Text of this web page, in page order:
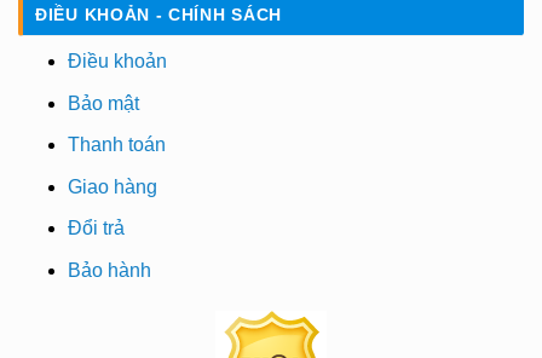
ĐIỀU KHOẢN - CHÍNH SÁCH
Điều khoản
Bảo mật
Thanh toán
Giao hàng
Đổi trả
Bảo hành